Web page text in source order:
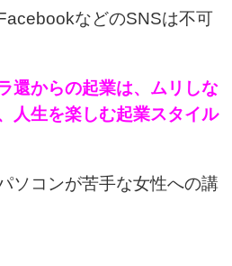
などのSNSは不可
還からの起業は、ムリしな
人生を楽しむ起業スタイル
ソコンが苦手な女性への講